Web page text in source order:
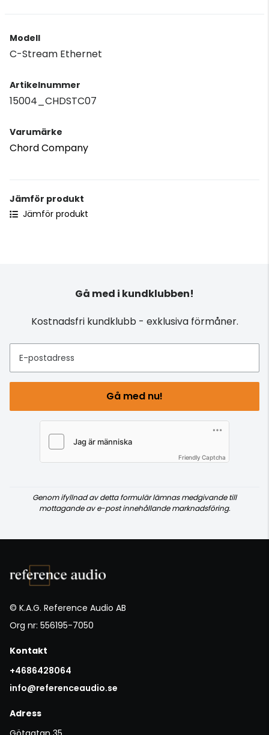
Modell
C-Stream Ethernet
Artikelnummer
15004_CHDSTC07
Varumärke
Chord Company
Jämför produkt
Jämför produkt
Gå med i kundklubben!
Kostnadsfri kundklubb - exklusiva förmåner.
E-postadress
Gå med nu!
Friendly Captcha
Genom ifyllnad av detta formulär lämnas medgivande till
mottagande av e-post innehållande marknadsföring.
© K.A.G. Reference Audio AB
Org nr: 556195-7050
Kontakt
+4686428064
info@referenceaudio.se
Adress